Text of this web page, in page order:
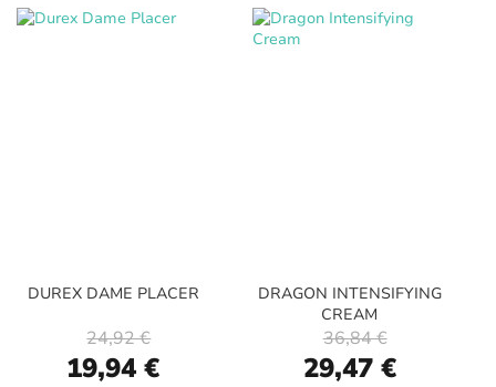
DUREX DAME PLACER
Special
Price
19,94 €
24,92 €
DRAGON INTENSIFYING
CREAM
Special
Price
29,47 €
36,84 €